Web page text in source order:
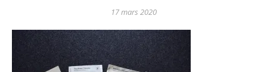
17 mars 2020